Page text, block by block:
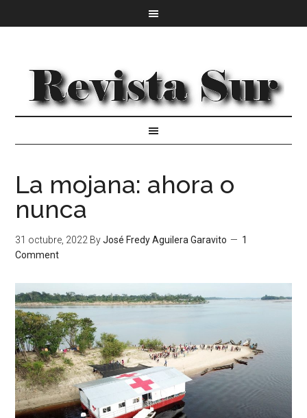
La mojana: ahora o
nunca
31 octubre, 2022 ByJosé Fredy Aguilera Garavito
1
Comment